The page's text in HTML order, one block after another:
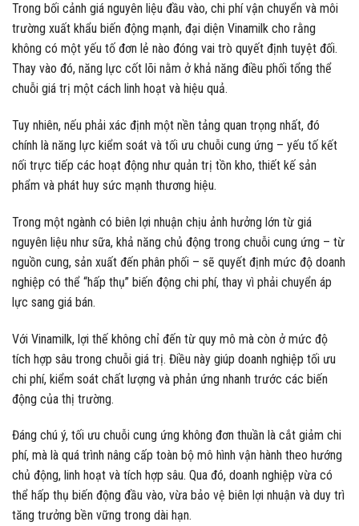
Trong bối cảnh giá nguyên liệu đầu vào, chi phí vận chuyển và môi
trường xuất khẩu biến động mạnh, đại diện Vinamilk cho rằng
không có một yếu tố đơn lẻ nào đóng vai trò quyết định tuyệt đối.
Thay vào đó, năng lực cốt lõi nằm ở khả năng điều phối tổng thể
chuỗi giá trị một cách linh hoạt và hiệu quả.
Tuy nhiên, nếu phải xác định một nền tảng quan trọng nhất, đó
chính là năng lực kiểm soát và tối ưu chuỗi cung ứng – yếu tố kết
nối trực tiếp các hoạt động như quản trị tồn kho, thiết kế sản
phẩm và phát huy sức mạnh thương hiệu.
Trong một ngành có biên lợi nhuận chịu ảnh hưởng lớn từ giá
nguyên liệu như sữa, khả năng chủ động trong chuỗi cung ứng – từ
nguồn cung, sản xuất đến phân phối – sẽ quyết định mức độ doanh
nghiệp có thể “hấp thụ” biến động chi phí, thay vì phải chuyển áp
lực sang giá bán.
Với Vinamilk, lợi thế không chỉ đến từ quy mô mà còn ở mức độ
tích hợp sâu trong chuỗi giá trị. Điều này giúp doanh nghiệp tối ưu
chi phí, kiểm soát chất lượng và phản ứng nhanh trước các biến
động của thị trường.
Đáng chú ý, tối ưu chuỗi cung ứng không đơn thuần là cắt giảm chi
phí, mà là quá trình nâng cấp toàn bộ mô hình vận hành theo hướng
chủ động, linh hoạt và tích hợp sâu. Qua đó, doanh nghiệp vừa có
thể hấp thụ biến động đầu vào, vừa bảo vệ biên lợi nhuận và duy trì
tăng trưởng bền vững trong dài hạn.